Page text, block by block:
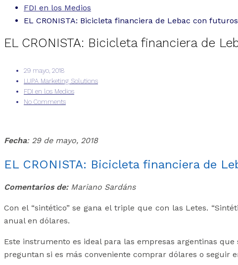
FDI en los Medios
EL CRONISTA: Bicicleta financiera de Lebac con
EL CRONISTA: Bicicleta financiera de
29 mayo, 2018
LUPA Marketing Solutions
FDI en los Medios
No Comments
Fecha: 29 de mayo, 2018
EL CRONISTA: Bicicleta financiera de
Comentarios de:Mariano Sardáns
Con el “sintético” se gana el triple que con las Letes.
anual en dólares.
Este instrumento es ideal para las empresas argentinas
preguntan si es más conveniente comprar dólares o seguir